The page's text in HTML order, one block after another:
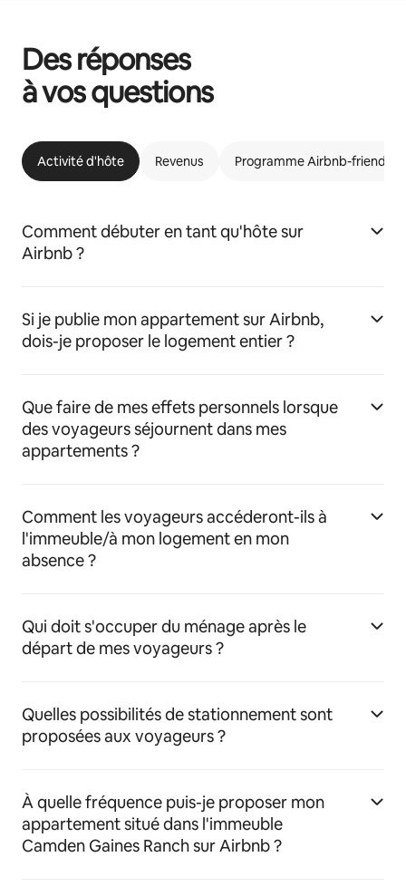
Des réponses
à vos questions
Activité d'hôte Revenus Programme Airbnb-friendly
Comment débuter en tant qu'hôte sur
Airbnb ?
Si je publie mon appartement sur Airbnb,
dois-je proposer le logement entier ?
Que faire de mes effets personnels lorsque
des voyageurs séjournent dans mes
appartements ?
Comment les voyageurs accéderont-ils à
l'immeuble/à mon logement en mon
absence ?
Qui doit s'occuper du ménage après le
départ de mes voyageurs ?
Quelles possibilités de stationnement sont
proposées aux voyageurs ?
À quelle fréquence puis-je proposer mon
appartement situé dans l'immeuble
Camden Gaines Ranch sur Airbnb ?